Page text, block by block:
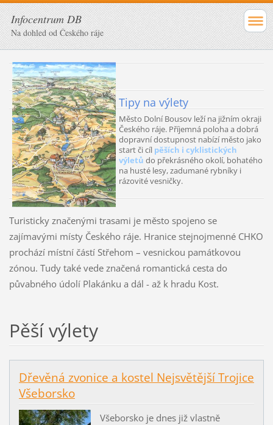
Infocentrum DB
Na dohled od Českého ráje
Tipy na výlety
Město Dolní Bousov leží na jižním okraji
Českého ráje. Příjemná poloha a dobrá
dopravní dostupnost nabízí město jako
start či cíl pěších i cyklistických
výletů do překrásného okolí, bohatého
na husté lesy, zadumané rybníky i
rázovité vesničky.
Turisticky značenými trasami je město spojeno se
zajímavými místy Českého ráje. Hranice stejnojmenné CHKO
prochází místní částí Střehom – vesnickou památkovou
zónou. Tudy také vede značená romantická cesta do
půvabného údolí Plakánku a dál - až k hradu Kost.
Pěší výlety
Dřevěná zvonice a kostel Nejsvětější Trojice
Všeborsko
Všeborsko je dnes již vlastně